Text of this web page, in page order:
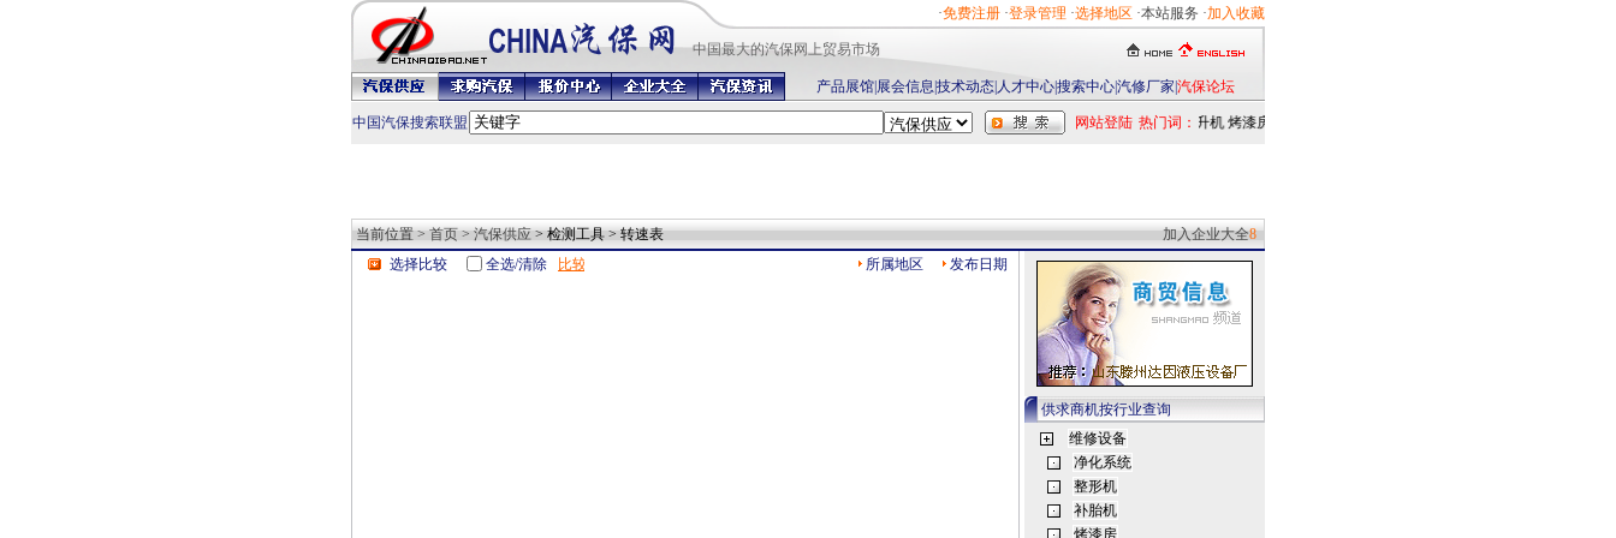
中国最
·免费注册 ·登录管理 ·选择地区 ·本站服务 ·加入收藏
大的汽保网上贸易市场
产品展馆| 展会信息 技术动态| 人才中心|搜索中心|汽修厂家 汽保论坛
中国汽保搜索联盟 网站登陆 热门词：举升机 烤漆房
当前位置 > 首页 > 汽保供应 > 检测工具 > 转速表 加入企业大全8
选择比较
全选/清除 所属地区 发布日期
供求商机按行业查询